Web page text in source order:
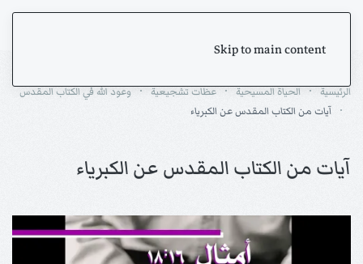
Skip to main content
الرئيسية الحياة المسيحية عظات تشجيعية
وعود الله في الكتاب المقدس
آيات من الكتاب المقدس عن الكبرياء
آيات من الكتاب المقدس عن الكبرياء